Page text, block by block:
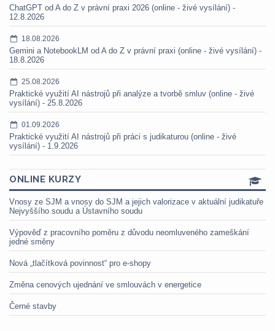
ChatGPT od A do Z v právní praxi 2026 (online - živé vysílání) -
12.8.2026
18.08.2026
Gemini a NotebookLM od A do Z v právní praxi (online - živé vysílání) -
18.8.2026
25.08.2026
Praktické využití AI nástrojů při analýze a tvorbě smluv (online - živé
vysílání) - 25.8.2026
01.09.2026
Praktické využití AI nástrojů při práci s judikaturou (online - živé
vysílání) - 1.9.2026
ONLINE KURZY
Vnosy ze SJM a vnosy do SJM a jejich valorizace v aktuální judikatuře
Nejvyššího soudu a Ústavního soudu
Výpověď z pracovního poměru z důvodu neomluveného zameškání
jedné směny
Nová „tlačítková povinnost“ pro e-shopy
Změna cenových ujednání ve smlouvách v energetice
Černé stavby